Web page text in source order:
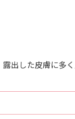
出した皮膚に多く